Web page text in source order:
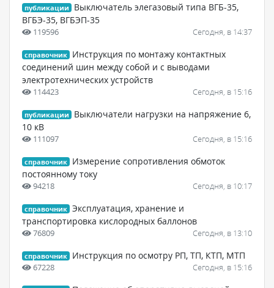
публикации
Выключатель элегазовый типа ВГБ-35,
ВГБЭ-35, ВГБЭП-35
119596 Сегодня, в 14:37
справочник
Инструкция по монтажу контактных
соединений шин между собой и с выводами
электротехнических устройств
114423 Сегодня, в 15:16
публикации
Выключатели нагрузки на напряжение 6,
10 кВ
111097 Сегодня, в 15:16
справочник
Измерение сопротивления обмоток
постоянному току
94218 Сегодня, в 10:17
справочник Эксплуатация, хранение и
транспортировка кислородных баллонов
76809 Сегодня, в 13:10
справочник Инструкция по осмотру РП, ТП, КТП, МТП
67228 Сегодня, в 15:16